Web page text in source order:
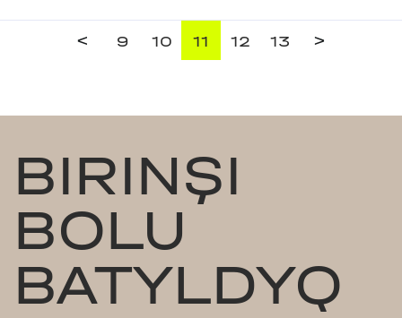
< 9 10 11 12 13 >
BIRINŞI
BOLU
BATYLDYQ